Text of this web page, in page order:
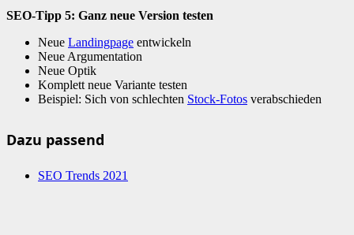
SEO-Tipp 5: Ganz neue Version testen
Neue Landingpage entwickeln
Neue Argumentation
Neue Optik
Komplett neue Variante testen
Beispiel: Sich von schlechten Stock-Fotos verabschieden
Dazu passend
SEO Trends 2021